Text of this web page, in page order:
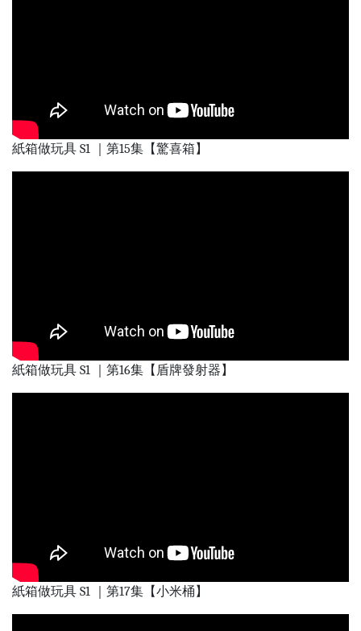
紙箱做玩具 S1 ｜第15集【驚喜箱】
紙箱做玩具 S1 ｜第16集【盾牌發射器】
紙箱做玩具 S1 ｜第17集【小米桶】